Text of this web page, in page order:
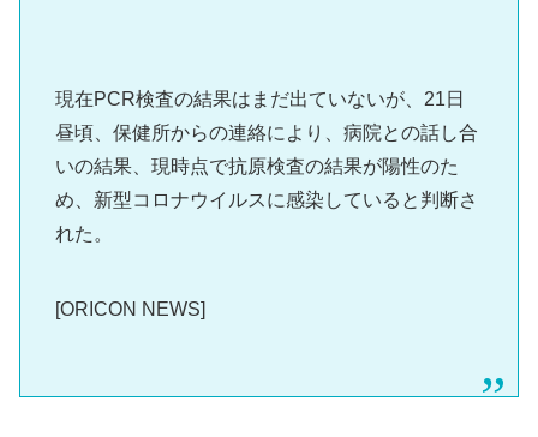
現在PCR検査の結果はまだ出ていないが、21日
昼頃、保健所からの連絡により、病院との話し合
いの結果、現時点で抗原検査の結果が陽性のた
め、新型コロナウイルスに感染していると判断さ
れた。
[ORICON NEWS]